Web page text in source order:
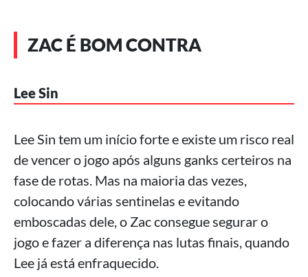
ZAC É BOM CONTRA
Lee Sin
Lee Sin tem um início forte e existe um risco real
de vencer o jogo após alguns ganks certeiros na
fase de rotas. Mas na maioria das vezes,
colocando várias sentinelas e evitando
emboscadas dele, o Zac consegue segurar o
jogo e fazer a diferença nas lutas finais, quando
Lee já está enfraquecido.